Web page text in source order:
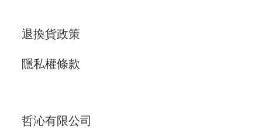
退換貨政策
隱私權條款
哲沁有限公司